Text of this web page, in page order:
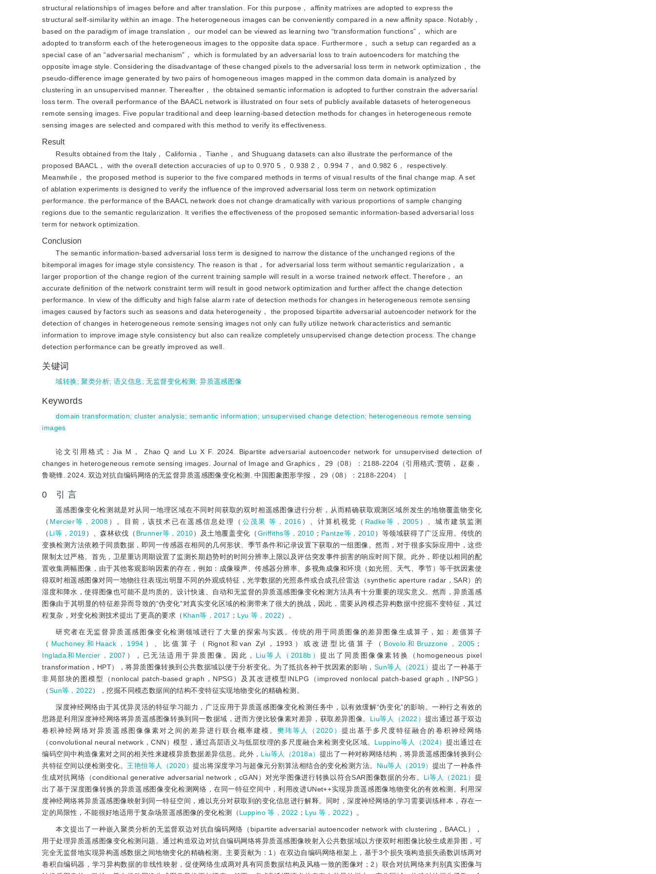
structural relationships of images before and after translation. For this purpose， afﬁnity matrixes are adopted to express the
structural self-similarity within an image. The heterogeneous images can be conveniently compared in a new afﬁnity space. Notably，
based on the paradigm of image translation， our model can be viewed as learning two “transformation functions”， which are
adopted to transform each of the heterogeneous images to the opposite data space. Furthermore， such a setup can regarded as a
special case of an “adversarial mechanism”， which is formulated by an adversarial loss to train autoencoders for matching the
opposite image style. Considering the disadvantage of these changed pixels to the adversarial loss term in network optimization， the
pseudo-difference image generated by two pairs of homogeneous images mapped in the common data domain is analyzed by
clustering in an unsupervised manner. Thereafter， the obtained semantic information is adopted to further constrain the adversarial
loss term. The overall performance of the BAACL network is illustrated on four sets of publicly available datasets of heterogeneous
remote sensing images. Five popular traditional and deep learning-based detection methods for changes in heterogeneous remote
sensing images are selected and compared with this method to verify its effectiveness.
Result
Results obtained from the Italy， California， Tianhe， and Shuguang datasets can also illustrate the performance of the
proposed BAACL， with the overall detection accuracies of up to 0.970 5， 0.938 2， 0.994 7， and 0.982 6， respectively.
Meanwhile， the proposed method is superior to the five compared methods in terms of visual results of the final change map. A set
of ablation experiments is designed to verify the influence of the improved adversarial loss term on network optimization
performance. the performance of the BAACL network does not change dramatically with various proportions of sample changing
regions due to the semantic regularization. It verifies the effectiveness of the proposed semantic information-based adversarial loss
term for network optimization.
Conclusion
The semantic information-based adversarial loss term is designed to narrow the distance of the unchanged regions of the
bitemporal images for image style consistency. The reason is that， for adversarial loss term without semantic regularization， a
larger proportion of the change region of the current training sample will result in a worse trained network effect. Therefore， an
accurate definition of the network constraint term will result in good network optimization and further affect the change detection
performance. In view of the difficulty and high false alarm rate of detection methods for changes in heterogeneous remote sensing
images caused by factors such as seasons and data heterogeneity， the proposed bipartite adversarial autoencoder network for the
detection of changes in heterogeneous remote sensing images not only can fully utilize network characteristics and semantic
information to improve image style consistency but also can realize completely unsupervised change detection process. The change
detection performance can be greatly improved as well.
关键词
域转换;聚类分析; 语义信息 ;无监督变化检测 ;异质遥感图像
Keywords
domain transformation; cluster analysis; semantic information; unsupervised change detection; heterogeneous remote sensing
images
论文引用格式：Jia M， Zhao Q and Lu X F. 2024. Bipartite adversarial autoencoder network for unsupervised detection of
changes in heterogeneous remote sensing images. Journal of Image and Graphics， 29（08）：2188-2204（引用格式:贾萌， 赵秦，
鲁晓锋. 2024. 双边对抗自编码网络的无监督异质遥感图像变化检测. 中国图象图形学报， 29（08）：2188-2204）［
0 引 言
遥感图像变化检测就是对从同一地理区域在不同时间获取的双时相遥感图像进行分析，从而精确获取观测区域所发生的地物覆盖物变化
（ Mercier等，2008）。目前，该技术已在遥感信息处理（ 公茂果 等，2016）、计算机视觉（ Radke等，2005 ）、城市建筑监测
（ Li等，2019）、森林砍伐（ Brunner等，2010）及土地覆盖变化（Griffiths等，2010 ； Pantze等，2010）等领域获得了广泛应用。传统的
变换检测方法依赖于同质数据，即同一传感器在相同的几何形状、季节条件和记录设置下获取的一组图像。然而，对于很多实际应用中，这些
限制太过严格。首先，卫星重访周期设置了监测长期趋势时的时间分辨率上限以及评估突发事件损害的响应时间下限。此外，即使以相同的配
置收集两幅图像，由于其他客观影响因素的存在，例如：成像噪声、传感器分辨率、多视角成像和环境（如光照、天气、季节）等干扰因素使
得双时相遥感图像对同一地物往往表现出明显不同的外观或特征，光学数据的光照条件或合成孔径雷达（synthetic aperture radar，SAR）的
湿度和降水，使得图像也可能不是均质的。设计快速、自动和无监督的异质遥感图像变化检测方法具有十分重要的现实意义。然而，异质遥感
图像由于其明显的特征差异而导致的“伪变化”对真实变化区域的检测带来了很大的挑战，因此，需要从跨模态异构数据中挖掘不变特征，其过
程复杂，对变化检测技术提出了更高的要求（ Khan等，2017 ； Lyu 等，2022）。
研究者在无监督异质遥感图像变化检测领域进行了大量的探索与实践。传统的用于同质图像的差异图像生成算子，如：差值算子
（ Muchoney和Haack，1994 ）、比值算子（Rignot和van Zyl，1993）或改进型比值算子（ Bovolo和Bruzzone，2005 ；
Inglada和Mercier，2007 ），已无法适用于异质图像。因此， Liu等人（2018b）提出了同质图像像素转换（homogeneous pixel
transformation，HPT），将异质图像转换到公共数据域以便于分析变化。为了抵抗各种干扰因素的影响， Sun等人（2021）提出了一种基于
非局部块的图模型（nonlocal patch-based graph，NPSG）及其改进模型INLPG（improved nonlocal patch-based graph，INPSG）
（Sun等，2022），挖掘不同模态数据间的结构不变特征实现地物变化的精确检测。
深度神经网络由于其优异灵活的特征学习能力，广泛应用于异质遥感图像变化检测任务中，以有效缓解“伪变化”的影响。一种行之有效的
思路是利用深度神经网络将异质遥感图像转换到同一数据域，进而方便比较像素对差异，获取差异图像。 Liu等人（2022） 提出通过基于双边
卷积神经网络对异质遥感图像像素对之间的差异进行联合概率建模。樊玮等人（2020） 提出基于多尺度特征融合的卷积神经网络
（convolutional neural network，CNN）模型，通过高层语义与低层纹理的多尺度融合来检测变化区域。 Luppino等人（2024）提出通过在
编码空间中构造像素对之间的相关性来建模异质数据差异信息。此外， Liu等人（2018a） 提出了一种对称网络结构，将异质遥感图像转换到公
共特征空间以便检测变化。 王艳恒等人（2020）提出将深度学习与超像元分割算法相结合的变化检测方法。 Niu等人（2019） 提出了一种条件
生成对抗网络（conditional generative adversarial network，cGAN）对光学图像进行转换以符合SAR图像数据的分布。 Li等人（2021） 提
出了基于深度图像转换的异质遥感图像变化检测网络，在同一特征空间中，利用改进UNet++实现异质遥感图像地物变化的有效检测。利用深
度神经网络将异质遥感图像映射到同一特征空间，难以充分对获取到的变化信息进行解释。同时，深度神经网络的学习需要训练样本，存在一
定的局限性，不能很好地适用于复杂场景遥感图像的变化检测（Luppino 等，2022 ； Lyu 等，2022 ）。
本文提出了一种嵌入聚类分析的无监督双边对抗自编码网络（bipartite adversarial autoencoder network with clustering，BAACL），
用于处理异质遥感图像变化检测问题。通过构造双边对抗自编码网络将异质遥感图像映射入公共数据域以方便双时相图像比较生成差异图，可
完全无监督地实现异构遥感数据之间地物变化的精确检测。主要贡献为：1）在双边自编码网络框架上，基于3个损失项构造损失函数训练两对
卷积自编码器，学习异构数据的非线性映射，促使网络生成两对具有同质数据结构及风格一致的图像对；2）联合对抗网络来判别真实图像与